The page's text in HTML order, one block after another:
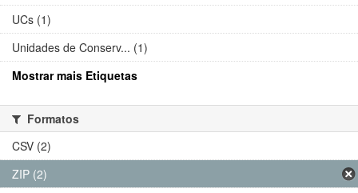
UCs (1)
Unidades de Conserv... (1)
Mostrar mais Etiquetas
Formatos
CSV (2)
ZIP (2)